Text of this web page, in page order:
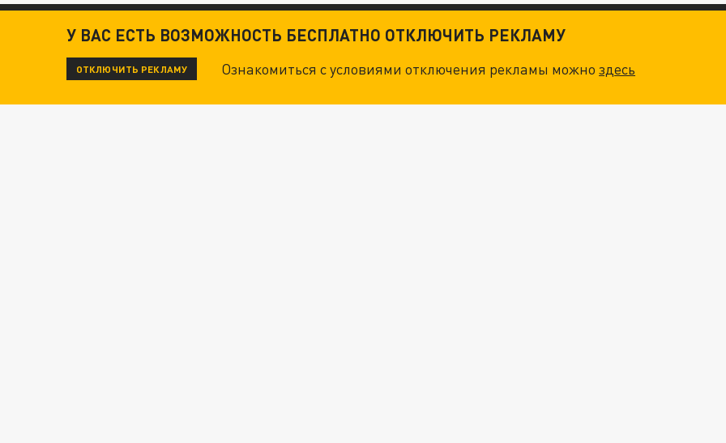
У ВАС ЕСТЬ ВОЗМОЖНОСТЬ БЕСПЛАТНО ОТКЛЮЧИТЬ РЕКЛАМУ
ОТКЛЮЧИТЬ РЕКЛАМУ Ознакомиться с условиями отключения рекламы можноздесь